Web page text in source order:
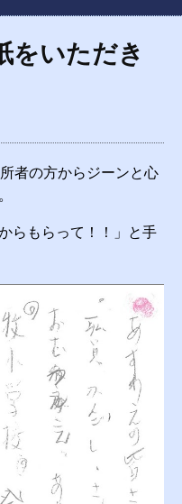
をいただき
者の方からジーンと心
らもらって！！」と手